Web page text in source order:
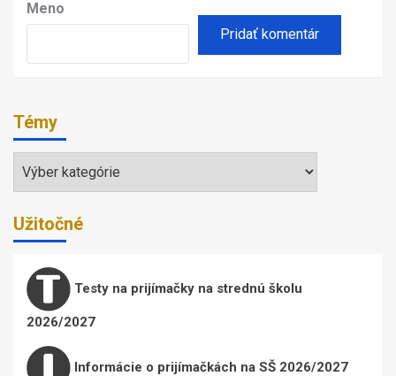
Meno
Témy
Užitočné
Testy na prijímačky na strednú školu
2026/2027
Informácie o prijímačkách na SŠ 2026/2027